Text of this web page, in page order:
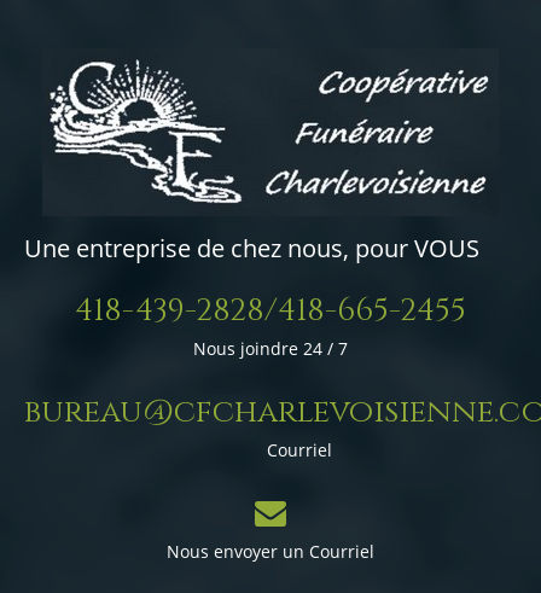
Une entreprise de chez nous, pour VOUS
418-439-2828/418-665-2455
Nous joindre 24 / 7
Courriel
Nous envoyer un Courriel